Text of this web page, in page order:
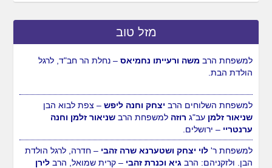
מזל טוב
למשפחת הרב יוסי ומיכל לויטין– רמלה, לבוא הבן הת' מנחם
מענדל עב"ג
למשפחת הרבמשה ורעייתו נחמיאס– נחלת הר חב"ד, לרגל
הולדת הבת.
למשפחת השלוחים הרביצחק וחנה ליפש– צפת לבוא הבן
שניאור זלמןעב"גרוזהלמשפחת הרב שניאור זלמן וחנה